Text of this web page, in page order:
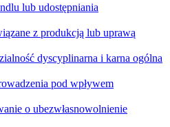
lub udostępniania
z produkcją lub uprawą
dyscyplinarna i karna ogólna
pod wpływem
o ubezwłasnowolnienie